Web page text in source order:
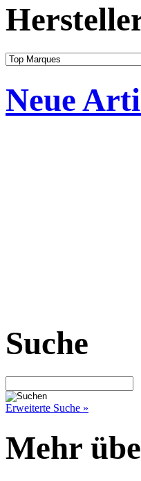
Neue
Suche
Erweiterte Suche »
Mehr